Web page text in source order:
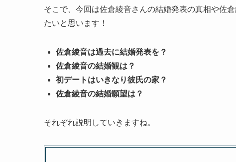
そこで、今回は佐倉綾音さんの結婚発表の真相や佐
たいと思います！
佐倉綾音は過去に結婚発表を？
佐倉綾音の結婚観は？
初デートはいきなり彼氏の家？
佐倉綾音の結婚願望は？
それぞれ説明していきますね。